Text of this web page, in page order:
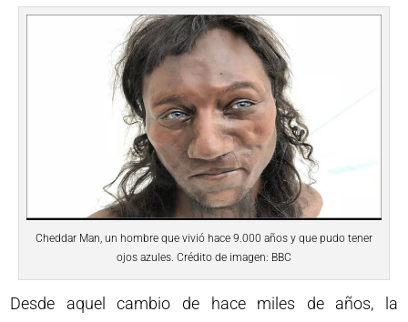
Cheddar Man, un hombre que vivió hace 9.000 años y que pudo tener
ojos azules. Crédito de imagen: BBC
Desde aquel cambio de hace miles de años, la